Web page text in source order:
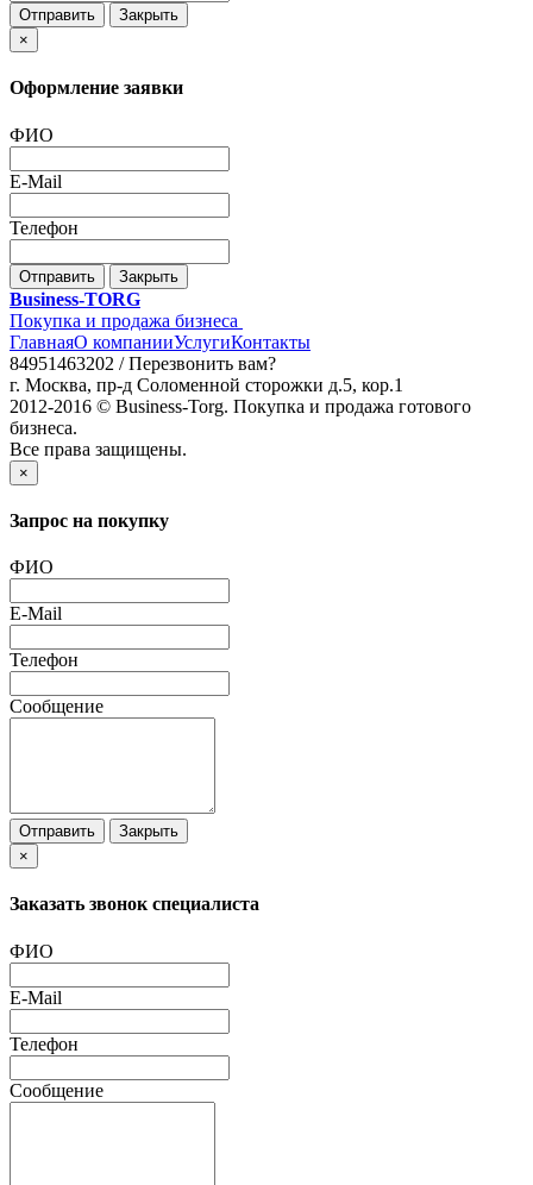
Отправить
Закрыть
×
Оформление заявки
ФИО
E-Mail
Телефон
Отправить Закрыть
Business-TORG
Покупка и продажа бизнеса
ГлавнаяО компанииУслугиКонтакты
84951463202 /Перезвонить вам?
г. Москва, пр-д Соломенной сторожки д.5, кор.1
2012-2016 © Business-Torg. Покупка и продажа готового
бизнеса.
Все права защищены.
×
Запрос на покупку
ФИО
E-Mail
Телефон
Сообщение
Отправить
Закрыть
×
Заказать звонок специалиста
ФИО
E-Mail
Телефон
Сообщение